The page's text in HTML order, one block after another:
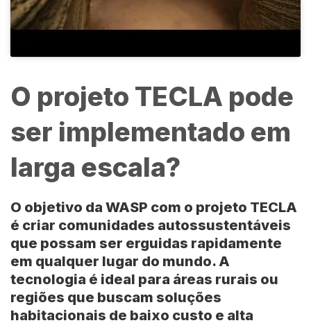
O projeto TECLA pode
ser implementado em
larga escala?
O objetivo da WASP com o projeto TECLA
é criar comunidades autossustentáveis
que possam ser erguidas rapidamente
em qualquer lugar do mundo. A
tecnologia é ideal para áreas rurais ou
regiões que buscam soluções
habitacionais de baixo custo e alta